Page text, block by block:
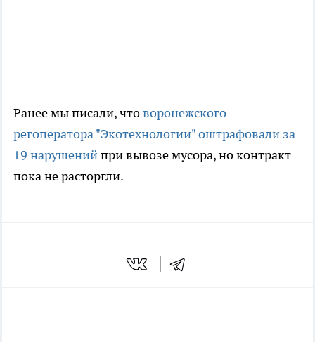
Ранее мы писали, чтоворонежского
регоператора "Экотехнологии" оштрафовали за
19 нарушенийпри вывозе мусора, но контракт
пока не расторгли.